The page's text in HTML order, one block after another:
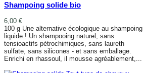
Shampoing solide bio
6,00 €
100 g Une alternative écologique au shampoing
liquide ! Un shampooing naturel, sans
tensioactifs pétrochimiques, sans laureth
sulfate, sans silicones - et sans emballage.
Enrichi en rhassoul, il mousse agréablement,...